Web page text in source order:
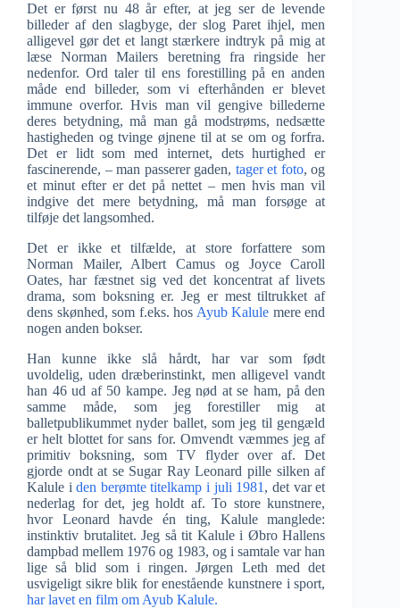
Det er først nu 48 år efter, at jeg ser de levende
billeder af den slagbyge, der slog Paret ihjel, men
alligevel gør det et langt stærkere indtryk på mig at
læse Norman Mailers beretning fra ringside her
nedenfor. Ord taler til ens forestilling på en anden
måde end billeder, som vi efterhånden er blevet
immune overfor. Hvis man vil gengive billederne
deres betydning, må man gå modstrøms, nedsætte
hastigheden og tvinge øjnene til at se om og forfra.
Det er lidt som med internet, dets hurtighed er
fascinerende, – man passerer gaden, tager et foto, og
et minut efter er det på nettet – men hvis man vil
indgive det mere betydning, må man forsøge at
tilføje det langsomhed.
Det er ikke et tilfælde, at store forfattere som
Norman Mailer, Albert Camus og Joyce Caroll
Oates, har fæstnet sig ved det koncentrat af livets
drama, som boksning er. Jeg er mest tiltrukket af
dens skønhed, som f.eks. hos Ayub Kalule mere end
nogen anden bokser.
Han kunne ikke slå hårdt, har var som født
uvoldelig, uden dræberinstinkt, men alligevel vandt
han 46 ud af 50 kampe. Jeg nød at se ham, på den
samme måde, som jeg forestiller mig at
balletpublikummet nyder ballet, som jeg til gengæld
er helt blottet for sans for. Omvendt væmmes jeg af
primitiv boksning, som TV flyder over af. Det
gjorde ondt at se Sugar Ray Leonard pille silken af
Kalule iden berømte titelkamp i juli 1981 , det var et
nederlag for det, jeg holdt af. To store kunstnere,
hvor Leonard havde én ting, Kalule manglede:
instinktiv brutalitet. Jeg så tit Kalule i Øbro Hallens
dampbad mellem 1976 og 1983, og i samtale var han
lige så blid som i ringen. Jørgen Leth med det
usvigeligt sikre blik for enestående kunstnere i sport,
har lavet en film om Ayub Kalule.